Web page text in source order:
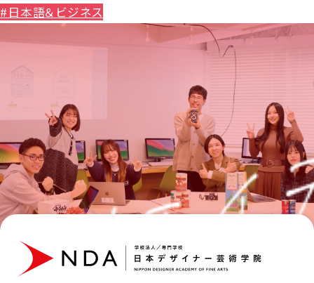
#日本語＆ビジネス